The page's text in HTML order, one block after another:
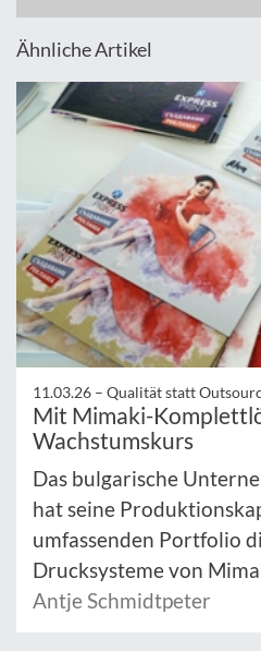
Ähnliche Artikel
11.03.26 – Qualität statt
Mit Mimaki-
Wachstumskurs
Das bulgarische
hat seine
umfassenden Portfolio
Drucksysteme von
Antje Schmidtpeter